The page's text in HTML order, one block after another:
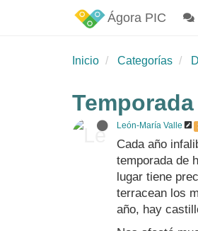
Ágora PIC
Inicio Categorías
León-María Valle
Cada año
temporada de
lugar tiene
terracean los
año, hay